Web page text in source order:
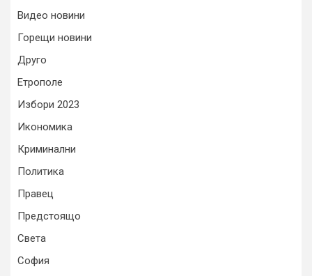
Видео новини
Горещи новини
Друго
Етрополе
Избори 2023
Икономика
Криминални
Политика
Правец
Предстоящо
Света
София